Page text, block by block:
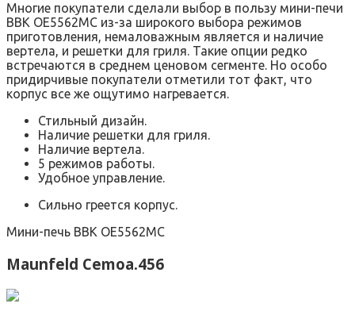
Многие покупатели сделали выбор в пользу мини-печи
BBK OE5562MC из-за широкого выбора режимов
приготовления, немаловажным является и наличие
вертела, и решетки для гриля. Такие опции редко
встречаются в среднем ценовом сегменте. Но особо
придирчивые покупатели отметили тот факт, что
корпус все же ощутимо нагревается.
Стильный дизайн.
Наличие решетки для гриля.
Наличие вертела.
5 режимов работы.
Удобное управление.
Сильно греется корпус.
Мини-печь BBK OE5562MC
Maunfeld Сemoa.456